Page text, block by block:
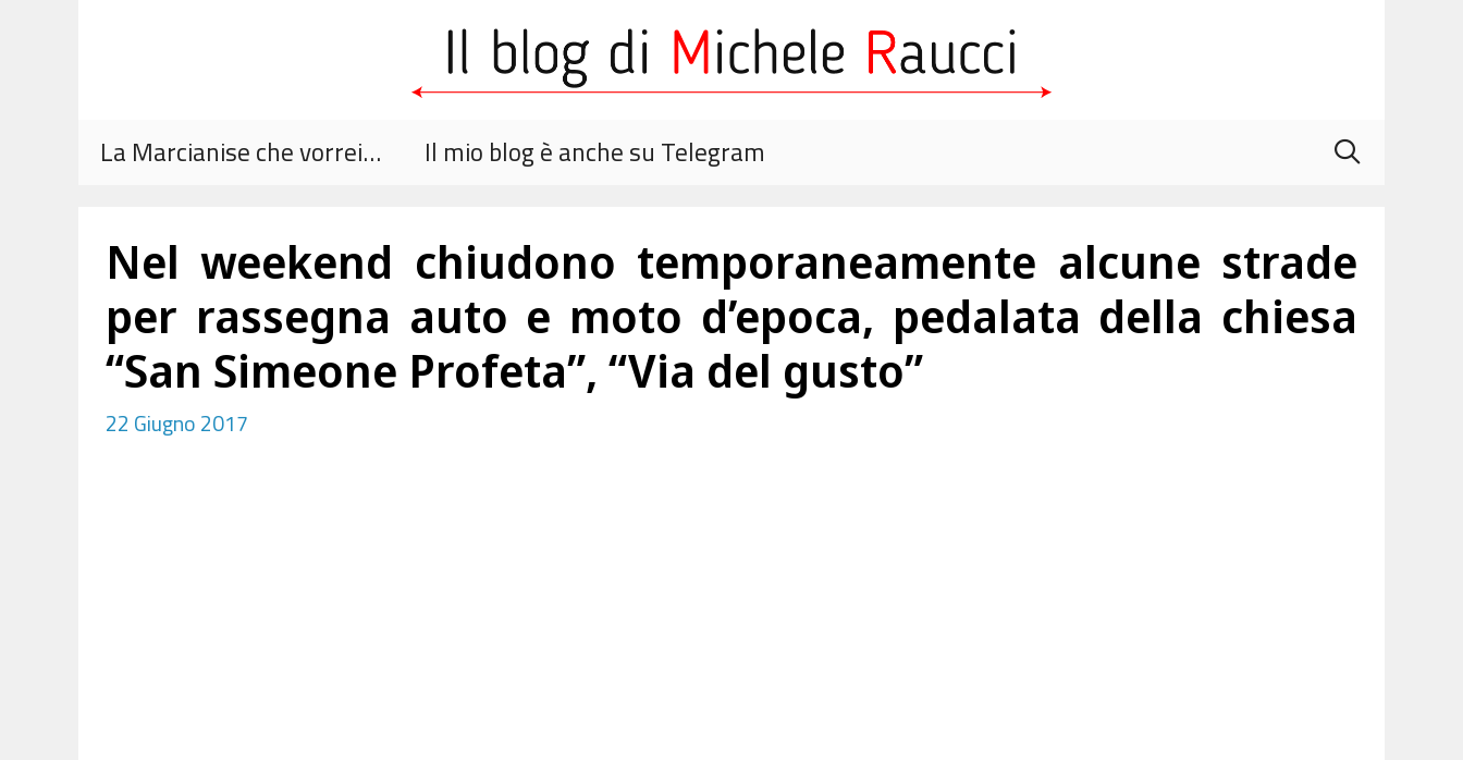
La Marcianise che vorrei… Il mio blog è anche su Telegram
Nel weekend chiudono temporaneamente alcune strade
per rassegna auto e moto d’epoca, pedalata della chiesa
“San Simeone Profeta”, “Via del gusto”
22 Giugno 2017